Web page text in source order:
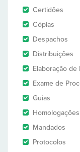
Certidões
Cópias
Despachos
Distribuições
Elaboração de
Exame de
Guias
Homologações
Mandados
Protocolos